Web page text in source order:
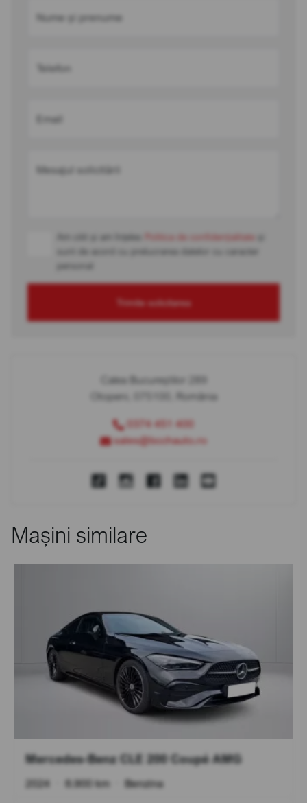
Nume și prenume
Telefon
Email
Mesajul solicitării
Am citit și am înțeles Politica de confidențialitate
sunt de acord cu prelucrarea datelor cu caracter
personal
Trimite solicitarea
Calea Bucureștilor 289
Otopeni, 075100, România
0374 451 400
sales@bcchauto.ro
Mașini similare
Mercedes-Benz CLE 200 Coupé AMG
2024 8.900 km Benzina